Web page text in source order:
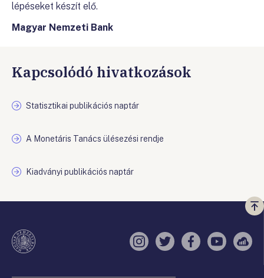
lépéseket készít elő.
Magyar Nemzeti Bank
Kapcsolódó hivatkozások
Statisztikai publikációs naptár
A Monetáris Tanács ülésezési rendje
Kiadványi publikációs naptár
a
Instagram
TwitterFacebook
YouTube